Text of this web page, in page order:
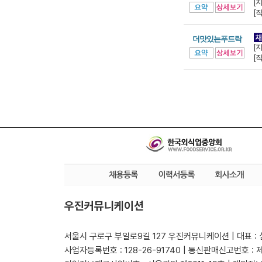
[
[
더맛있는푸드락
[
[
우진커뮤니케이션
서울시 구로구 부일로9길 127 우진커뮤니케이션 | 대표 :
사업자등록번호 : 128-26-91740 | 통신판매신고번호 :